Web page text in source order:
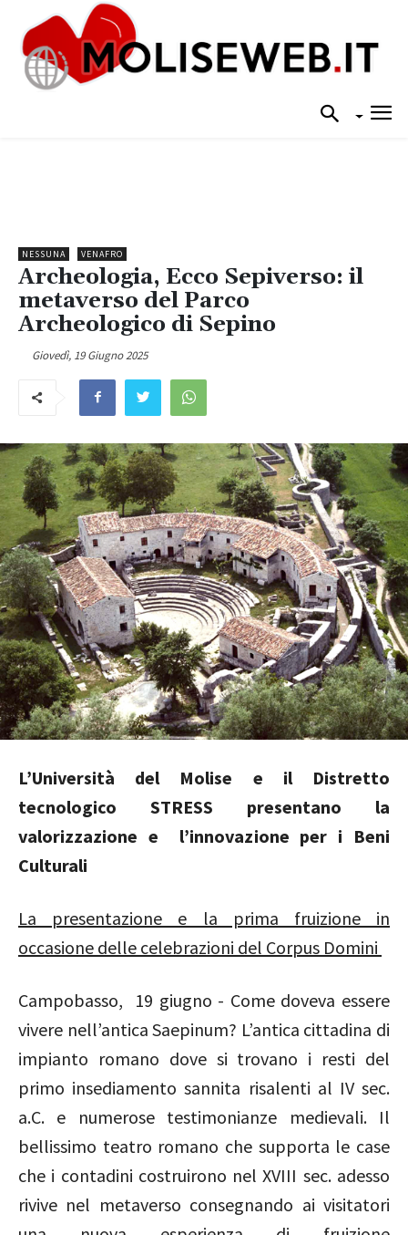
NESSUNA VENAFRO
Archeologia, Ecco Sepiverso: il
metaverso del Parco
Archeologico di Sepino
Giovedì, 19 Giugno 2025
L’Università del Molise e il Distretto
tecnologico STRESS presentano la
valorizzazione e l’innovazione per i Beni
Culturali
La presentazione e la prima fruizione in
occasione delle celebrazioni del Corpus Domini
Campobasso, 19 giugno - Come doveva essere
vivere nell’antica Saepinum? L’antica cittadina di
impianto romano dove si trovano i resti del
primo insediamento sannita risalenti al IV sec.
a.C. e numerose testimonianze medievali. Il
bellissimo teatro romano che supporta le case
che i contadini costruirono nel XVIII sec. adesso
rivive nel metaverso consegnando ai visitatori